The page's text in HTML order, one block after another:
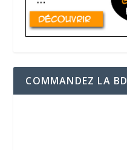
COMMANDEZ LA BD